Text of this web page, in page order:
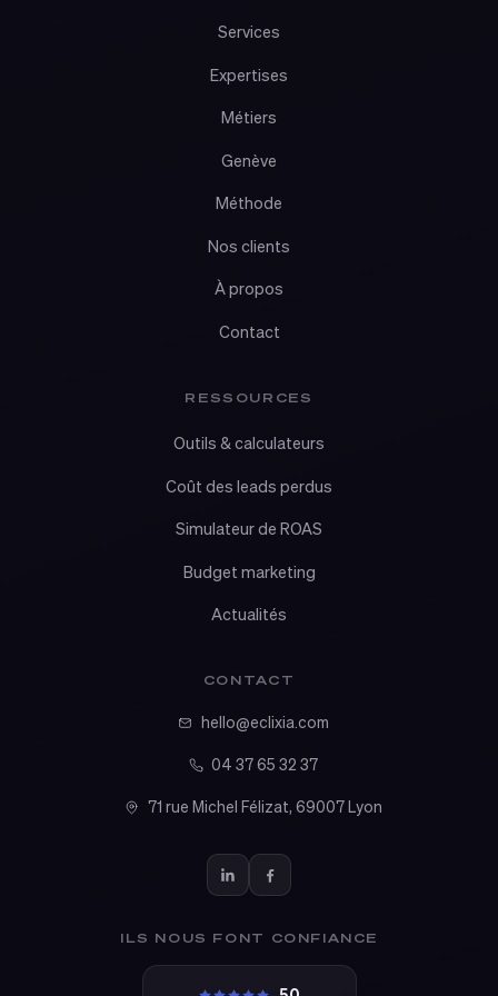
Services
Expertises
Métiers
Genève
Méthode
Nos clients
À propos
Contact
RESSOURCES
Outils & calculateurs
Coût des leads perdus
Simulateur de ROAS
Budget marketing
Actualités
CONTACT
hello@eclixia.com
04 37 65 32 37
71 rue Michel Félizat, 69007 Lyon
ILS NOUS FONT CONFIANCE